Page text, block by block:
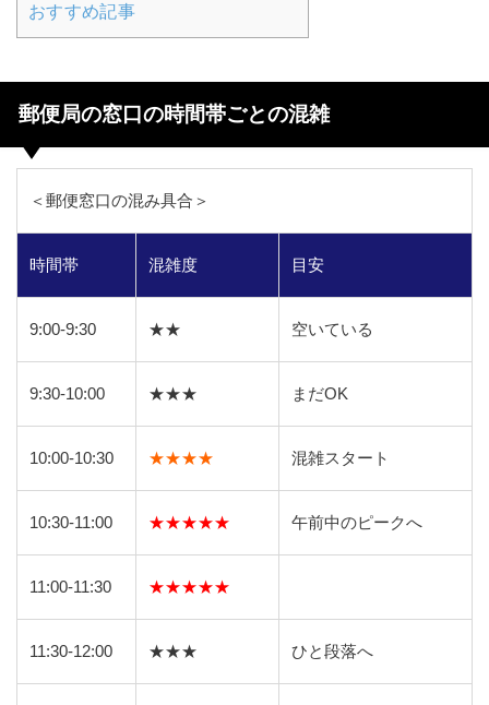
おすすめ記事
郵便局の窓口の時間帯ごとの混雑
＜郵便窓口の混み具合＞
時間帯 混雑度 目安
9:00-9:30 ★★ 空いている
9:30-10:00 ★★★ まだOK
10:00-10:30 ★★★★ 混雑スタート
10:30-11:00 ★★★★★ 午前中のピークへ
11:00-11:30 ★★★★★
11:30-12:00 ★★★ ひと段落へ